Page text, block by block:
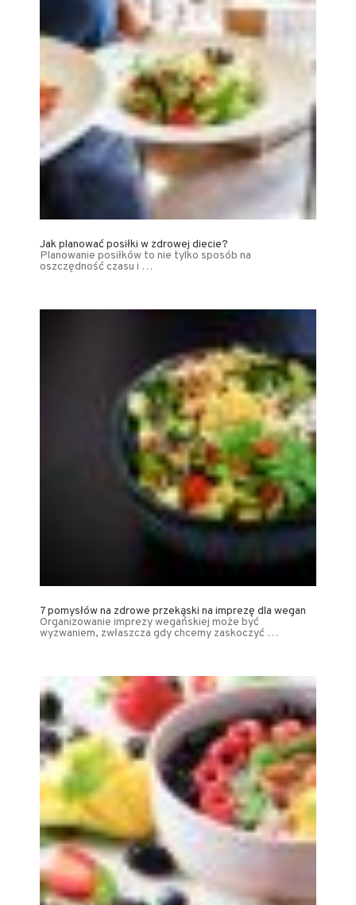
Jak planować posiłki w zdrowej diecie?
Planowanie posiłków to nie tylko sposób na
oszczędność czasu i …
7 pomysłów na zdrowe przekąski na imprezę dla wegan
Organizowanie imprezy wegańskiej może być
wyzwaniem, zwłaszcza gdy chcemy zaskoczyć …